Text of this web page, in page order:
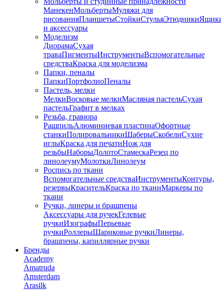
МанекенМольбертыМуляжи для
рисованияПланшетыСтойкиСтульяЭтюдники
и аксессуары
Моделизм
ДиорамаСухая
траваПигментыИнструментыВспомогательные
средстваКраска для моделизма
Папки, пеналы
ПапкиПортфолиоПеналы
Пастель, мелки
МелкиВосковые мелкиМасляная пастельСухая
пастельГрафит в мелках
Резьба, гравюра
РашпильАлюминиевая пластинаОфортные
станкиПолировальникиШаберыСкобелиСухие
иглыКраска для печатиНож для
резьбыНаборыДолотоСтамескаРезец по
линолеумуМолоткиЛинолеум
Роспись по ткани
Вспомогательные средстваИнструментыКонтуры,
резервыКрасительКраска по тканиМаркеры по
ткани
Ручки, линеры и брашпены
Аксессуары для ручекГелевые
ручкиИзографыПерьевые
ручкиРоллерыШариковые ручкиЛинеры,
брашпены, капиллярные ручки
Бренды
Academy
Amatruda
Amsterdam
Arasilk